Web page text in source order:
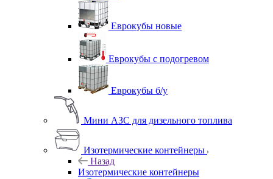
Еврокубы новые
Еврокубы с подогревом
Еврокубы б/у
Мини АЗС для дизельного топлива
Изотермические контейнеры
Назад
Изотермические контейнеры